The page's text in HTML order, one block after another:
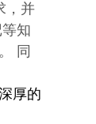
，并
知
同
厚的